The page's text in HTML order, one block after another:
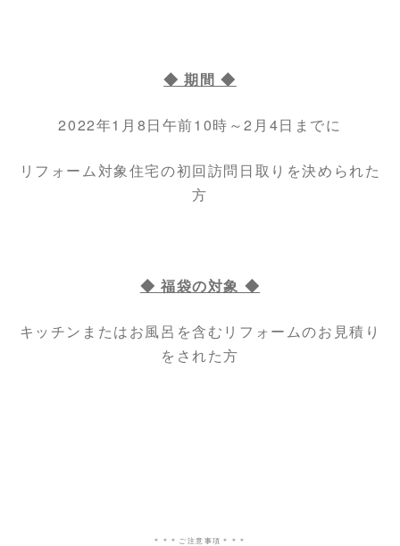
◆ 期間 ◆
2022年1月8日午前10時～2月4日までに
リフォーム対象住宅の初回訪問日取りを決められた
方
◆ 福袋の対象 ◆
キッチンまたはお風呂を含むリフォームのお見積り
をされた方
＊＊＊ご注意事項＊＊＊